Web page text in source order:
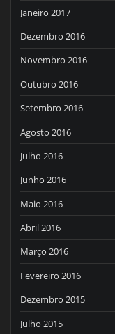
Janeiro 2017
Dezembro 2016
Novembro 2016
Outubro 2016
Setembro 2016
Agosto 2016
Julho 2016
Junho 2016
Maio 2016
Abril 2016
Março 2016
Fevereiro 2016
Dezembro 2015
Julho 2015